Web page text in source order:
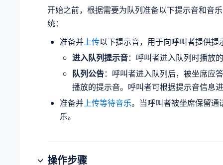
开始之前，根据需要为队列准备以下提示音和音
统：
准备并上传以下提示音，用于向呼叫者提供提
进入队列提示音：呼叫者进入队列时播放
队列公告：呼叫者进入队列后，被坐席应
播放的提示音。呼叫者可根据提示音信息
准备并上传等待音乐。当呼叫者被坐席保留通
乐。
操作步骤